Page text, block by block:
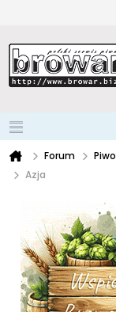
Forum Piwo
Azja